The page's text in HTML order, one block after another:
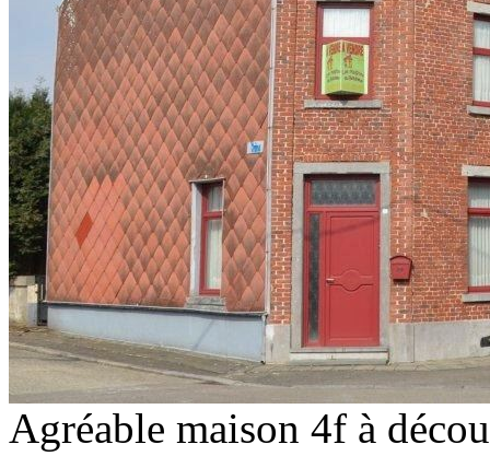
Agréable maison 4f à